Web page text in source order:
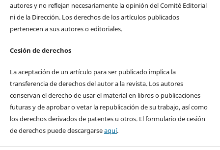
autores y no reflejan necesariamente la opinión del Comité Editorial
ni de la Dirección. Los derechos de los artículos publicados
pertenecen a sus autores o editoriales.
Cesión de derechos
La aceptación de un artículo para ser publicado implica la
transferencia de derechos del autor a la revista. Los autores
conservan el derecho de usar el material en libros o publicaciones
futuras y de aprobar o vetar la republicación de su trabajo, así como
los derechos derivados de patentes u otros. El formulario de cesión
de derechos puede descargarseaquí.